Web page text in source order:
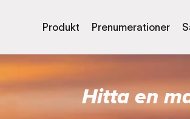
Produkt Prenumerationer
Hitta en